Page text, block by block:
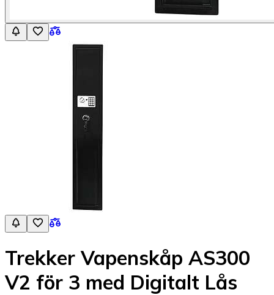
Trekker Vapenskåp AS300
V2 för 3 med Digitalt Lås